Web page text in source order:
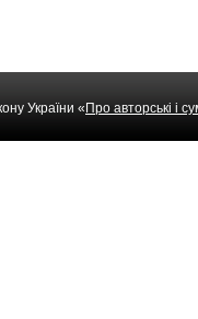
України « Про авторські і